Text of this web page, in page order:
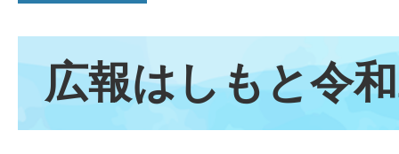
広報はしもと令